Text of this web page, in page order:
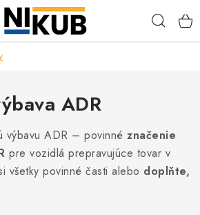
ADR
výbavu ADR – povinné značenie
pre vozidlá prepravujúce tovar v
všetky povinné časti alebo doplňte,